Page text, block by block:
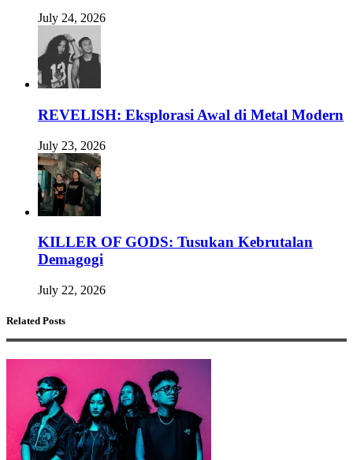
July 24, 2026
REVELISH: Eksplorasi Awal di Metal Modern
July 23, 2026
KILLER OF GODS: Tusukan Kebrutalan
Demagogi
July 22, 2026
Related Posts